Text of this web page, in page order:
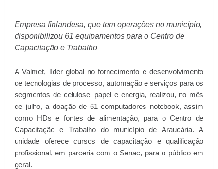
Empresa finlandesa, que tem operações no município,
disponibilizou 61 equipamentos para o Centro de
Capacitação e Trabalho
A Valmet, líder global no fornecimento e desenvolvimento
de tecnologias de processo, automação e serviços para os
segmentos de celulose, papel e energia, realizou, no mês
de julho, a doação de 61 computadores notebook, assim
como HDs e fontes de alimentação, para o Centro de
Capacitação e Trabalho do município de Araucária. A
unidade oferece cursos de capacitação e qualificação
profissional, em parceria com o Senac, para o público em
geral.